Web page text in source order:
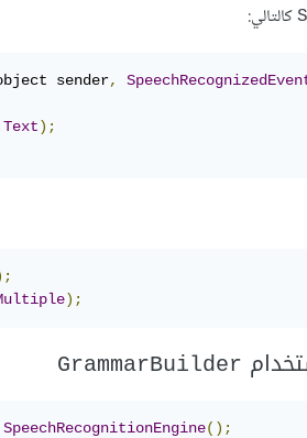
كالتالي:
sender,
Text);
);
GrammarBuilder
SpeechRecognitionEngine();